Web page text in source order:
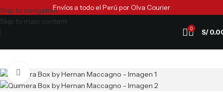
Skip to navigation
Skip to main content
Envíos a todo el Perú por Olva Courier
0 S/
Clic para ampliar